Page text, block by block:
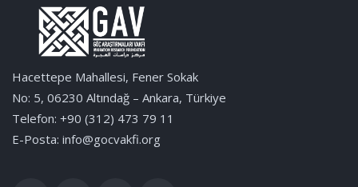
Hacettepe Mahallesi, Fener Sokak
No: 5, 06230 Altındağ – Ankara, Türkiye
Telefon: +90 (312) 473 79 11
E-Posta: info@gocvakfi.org